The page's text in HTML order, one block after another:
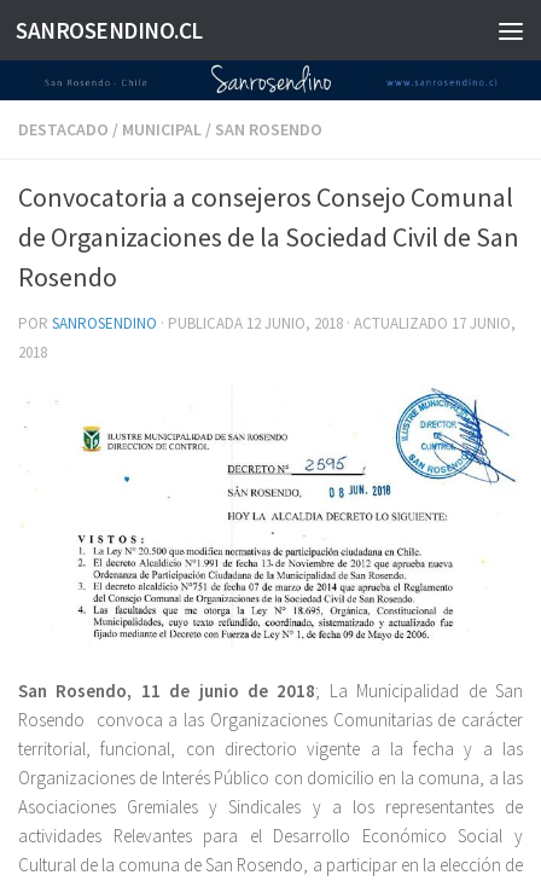
Saltar al contenido
SANROSENDINO.CL
DESTACADO / MUNICIPAL / SAN ROSENDO
Convocatoria a consejeros Consejo Comunal
de Organizaciones de la Sociedad Civil de San
Rosendo
POR SANROSENDINO · PUBLICADA 12 JUNIO, 2018 · ACTUALIZADO 17 JUNIO,
2018
San Rosendo, 11 de junio de 2018; La Municipalidad de San
Rosendo convoca a las Organizaciones Comunitarias de carácter
territorial, funcional, con directorio vigente a la fecha y a las
Organizaciones de Interés Público con domicilio en la comuna, a las
Asociaciones Gremiales y Sindicales y a los representantes de
actividades Relevantes para el Desarrollo Económico Social y
Cultural de la comuna de San Rosendo, a participar en la elección de